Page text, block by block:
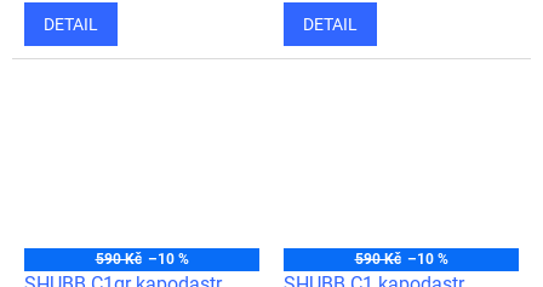
DETAIL
DETAIL
590 Kč –10 % 590 Kč –10 %